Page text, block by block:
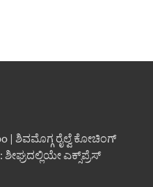
| ಶಿವಮೊಗ್ಗ ರೈಲ್ವೆ ಕೋಚಿಂಗ್
ಎಕ್ಸ್‌ಪ್ರೆಸ್